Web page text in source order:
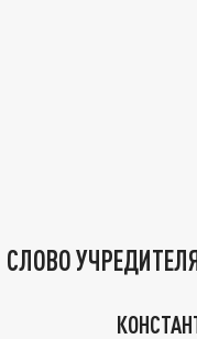
СЛОВО